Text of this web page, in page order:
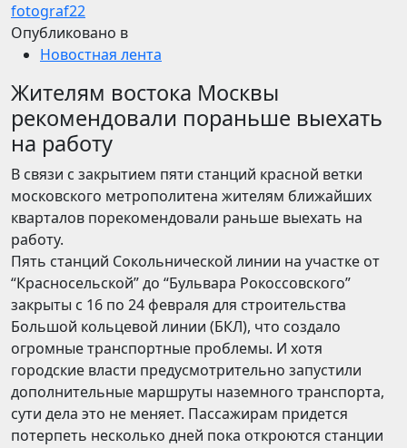
fotograf22
Опубликовано в
Новостная лента
Жителям востока Москвы
рекомендовали пораньше выехать
на работу
В связи с закрытием пяти станций красной ветки
московского метрополитена жителям ближайших
кварталов порекомендовали раньше выехать на
работу.
Пять станций Сокольнической линии на участке от
“Красносельской” до “Бульвара Рокоссовского”
закрыты с 16 по 24 февраля для строительства
Большой кольцевой линии (БКЛ), что создало
огромные транспортные проблемы. И хотя
городские власти предусмотрительно запустили
дополнительные маршруты наземного транспорта,
сути дела это не меняет. Пассажирам придется
потерпеть несколько дней пока откроются станции